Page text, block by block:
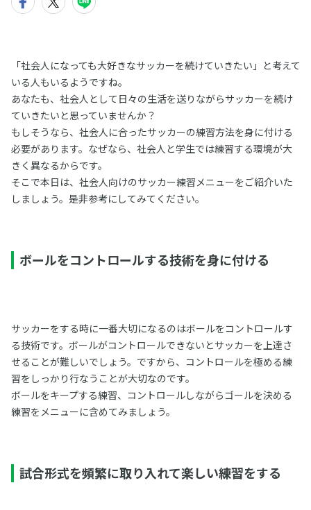
「社会人になっても大好きなサッカーを続けていきたい」と考えて
いる人もいるようですね。
あなたも、社会人として日々の生活を送りながらサッカーを続け
ていきたいと思っていませんか？
もしそうなら、社会人に合ったサッカーの練習方法を身に付ける
必要があります。なぜなら、社会人と学生では練習する環境が大
きく異なるからです。
そこで本日は、社会人向けのサッカー練習メニューをご紹介いた
しましょう。是非参考にしてみてください。
ボールをコントロールする技術を身に付ける
サッカーをする時に一番大切になるのはボールをコントロールす
る技術です。ボールがコントロールできないとサッカーを上達さ
せることが難しいでしょう。ですから、コントロールを極める練
習をしっかり行なうことが大切なのです。
ボールをキープする練習、コントロールしながらゴールを決める
練習をメニューに含めてみましょう。
試合形式を頻繁に取り入れて楽しい練習をする